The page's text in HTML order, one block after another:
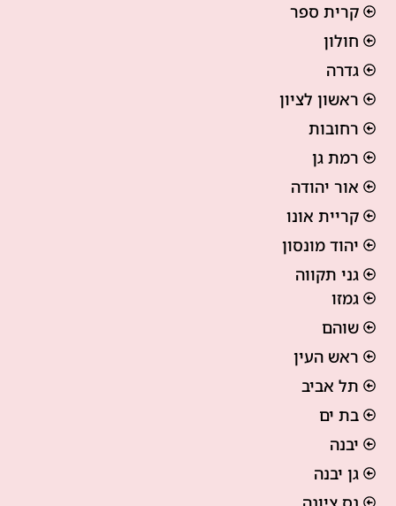
קרית ספר
חולון
גדרה
ראשון לציון
רחובות
רמת גן
אור יהודה
קריית אונו
יהוד מונסון
גני תקווה
גמזו
שוהם
ראש העין
תל אביב
בת ים
יבנה
גן יבנה